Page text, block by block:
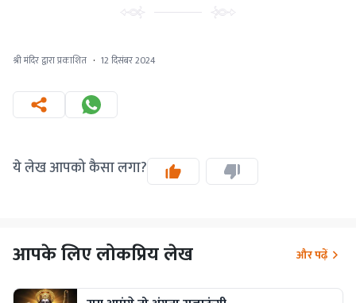
श्री मंदिर द्वारा प्रकाशित · 12 दिसंबर 2024
ये लेख आपको कैसा लगा?
आपके लिए लोकप्रिय लेख और पढ़ें